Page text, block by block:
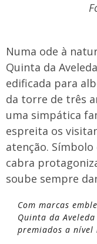
Numa ode à
Quinta da
edificada para
da torre de três
uma simpática
espreita os
atenção.
cabra
soube sempre
Com marcas
Quinta da
premiados a